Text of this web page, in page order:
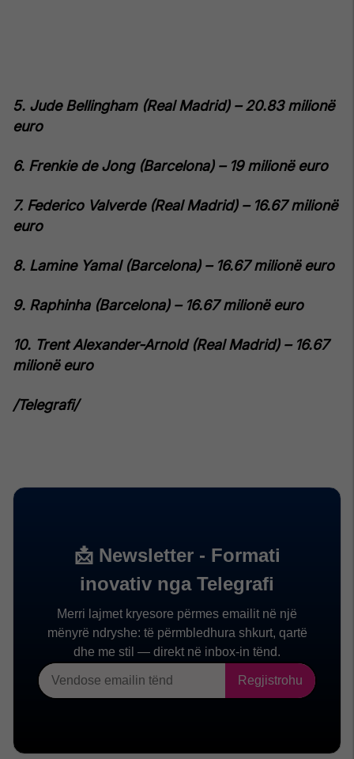
5. Jude Bellingham (Real Madrid) – 20.83 milionë
euro
6. Frenkie de Jong (Barcelona) – 19 milionë euro
7. Federico Valverde (Real Madrid) – 16.67 milionë
euro
8. Lamine Yamal (Barcelona) – 16.67 milionë euro
9. Raphinha (Barcelona) – 16.67 milionë euro
10. Trent Alexander-Arnold (Real Madrid) – 16.67
milionë euro
/Telegrafi/